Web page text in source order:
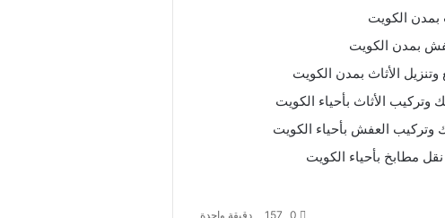
بمدن الكويت
بمدن الكويت
وتنزيل الأثاث بمدن الكويت
وتركيب الأثاث بأحياء الكويت
وتركيب العفش بأحياء الكويت
نقل مطابخ بأحياء الكويت
0
157 دقيقة واحدة
نقل عفش مع التغليف: الطريقة المثلى
لحماية أثاثك أثناء الانتقال
تفكيك قطع الأثاث: نصائح لنقل